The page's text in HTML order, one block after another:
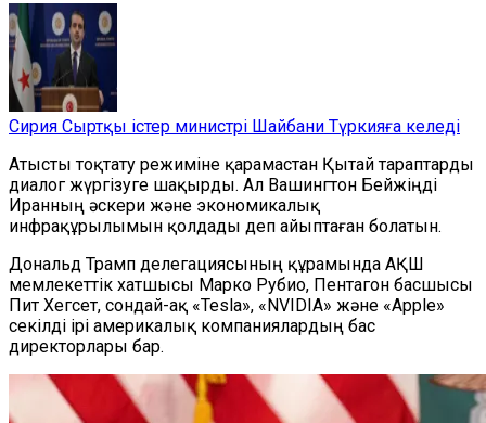
Сирия Сыртқы істер министрі Шайбани Түркияға келеді
Атысты тоқтату режиміне қарамастан Қытай тараптарды
диалог жүргізуге шақырды. Ал Вашингтон Бейжіңді
Иранның әскери және экономикалық
инфрақұрылымын қолдады деп айыптаған болатын.
Дональд Трамп делегациясының құрамында АҚШ
мемлекеттік хатшысы Марко Рубио, Пентагон басшысы
Пит Хегсет, сондай-ақ «Tesla», «NVIDIA» және «Apple»
секілді ірі америкалық компаниялардың бас
директорлары бар.